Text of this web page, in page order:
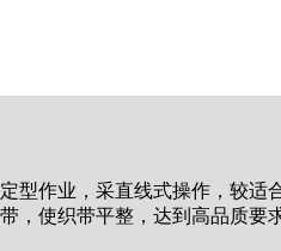
型作业，采直线式操作，较适
，使织带平整，达到高品质要